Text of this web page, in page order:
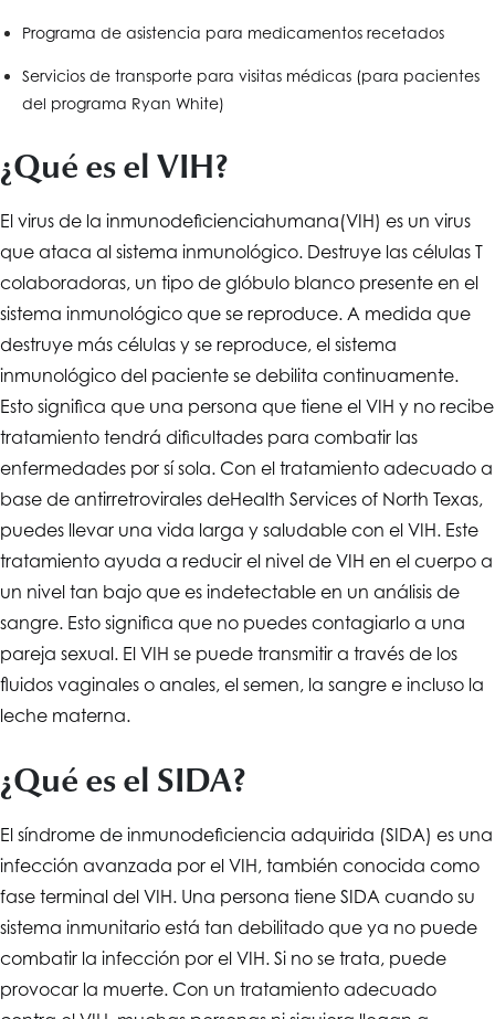
Programa de asistencia para medicamentos recetados
Servicios de transporte para visitas médicas (para pacientes
del programa Ryan White)
¿Qué es el VIH?
El virus de la inmunodeficienciahumana(VIH) es un virus
que ataca al sistema inmunológico. Destruye las células T
colaboradoras, un tipo de glóbulo blanco presente en el
sistema inmunológico que se reproduce. A medida que
destruye más células y se reproduce, el sistema
inmunológico del paciente se debilita continuamente.
Esto significa que una persona que tiene el VIH y no recibe
tratamiento tendrá dificultades para combatir las
enfermedades por sí sola. Con el tratamiento adecuado a
base de antirretrovirales deHealth Services of North Texas,
puedes llevar una vida larga y saludable con el VIH. Este
tratamiento ayuda a reducir el nivel de VIH en el cuerpo a
un nivel tan bajo que es indetectable en un análisis de
sangre. Esto significa que no puedes contagiarlo a una
pareja sexual. El VIH se puede transmitir a través de los
fluidos vaginales o anales, el semen, la sangre e incluso la
leche materna.
¿Qué es el SIDA?
El síndrome de inmunodeficiencia adquirida (SIDA) es una
infección avanzada por el VIH, también conocida como
fase terminal del VIH. Una persona tiene SIDA cuando su
sistema inmunitario está tan debilitado que ya no puede
combatir la infección por el VIH. Si no se trata, puede
provocar la muerte. Con un tratamiento adecuado